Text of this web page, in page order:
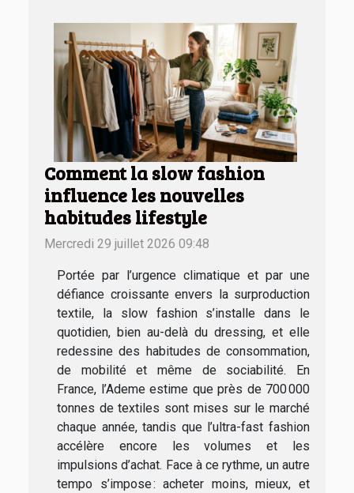
Comment la slow fashion
influence les nouvelles
habitudes lifestyle
Mercredi 29 juillet 2026 09:48
Portée par l’urgence climatique et par une
défiance croissante envers la surproduction
textile, la slow fashion s’installe dans le
quotidien, bien au-delà du dressing, et elle
redessine des habitudes de consommation,
de mobilité et même de sociabilité. En
France, l’Ademe estime que près de 700 000
tonnes de textiles sont mises sur le marché
chaque année, tandis que l’ultra-fast fashion
accélère encore les volumes et les
impulsions d’achat. Face à ce rythme, un autre
tempo s’impose : acheter moins, mieux, et